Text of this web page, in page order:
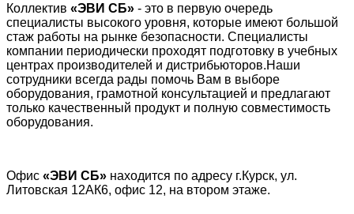
Коллектив «ЭВИ СБ» - это в первую очередь
специалисты высокого уровня, которые имеют большой
стаж работы на рынке безопасности. Специалисты
компании периодически проходят подготовку в учебных
центрах производителей и дистрибьюторов.Наши
сотрудники всегда рады помочь Вам в выборе
оборудования, грамотной консультацией и предлагают
только качественный продукт и полную совместимость
оборудования.
Офис «ЭВИ СБ» находится по адресу г.Курск, ул.
Литовская 12АК6, офис 12, на втором этаже.